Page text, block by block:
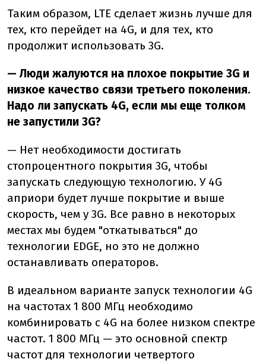
Таким образом, LTE сделает жизнь лучше для
тех, кто перейдет на 4G, и для тех, кто
продолжит использовать 3G.
— Люди жалуются на плохое покрытие 3G и
низкое качество связи третьего поколения.
Надо ли запускать 4G, если мы еще толком
не запустили 3G?
— Нет необходимости достигать
стопроцентного покрытия 3G, чтобы
запускать следующую технологию. У 4G
априори будет лучше покрытие и выше
скорость, чем у 3G. Все равно в некоторых
местах мы будем "откатываться" до
технологии EDGE, но это не должно
останавливать операторов.
В идеальном варианте запуск технологии 4G
на частотах 1 800 МГц необходимо
комбинировать с 4G на более низком спектре
частот. 1 800 МГц — это основной спектр
частот для технологии четвертого